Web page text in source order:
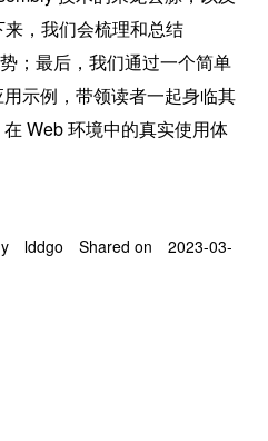
，我们会梳理和总结
；最后，我们通过一个简单
示例，带领读者一起身临其
Web 环境中的真实使用体
lddgo Shared on
2023-03-